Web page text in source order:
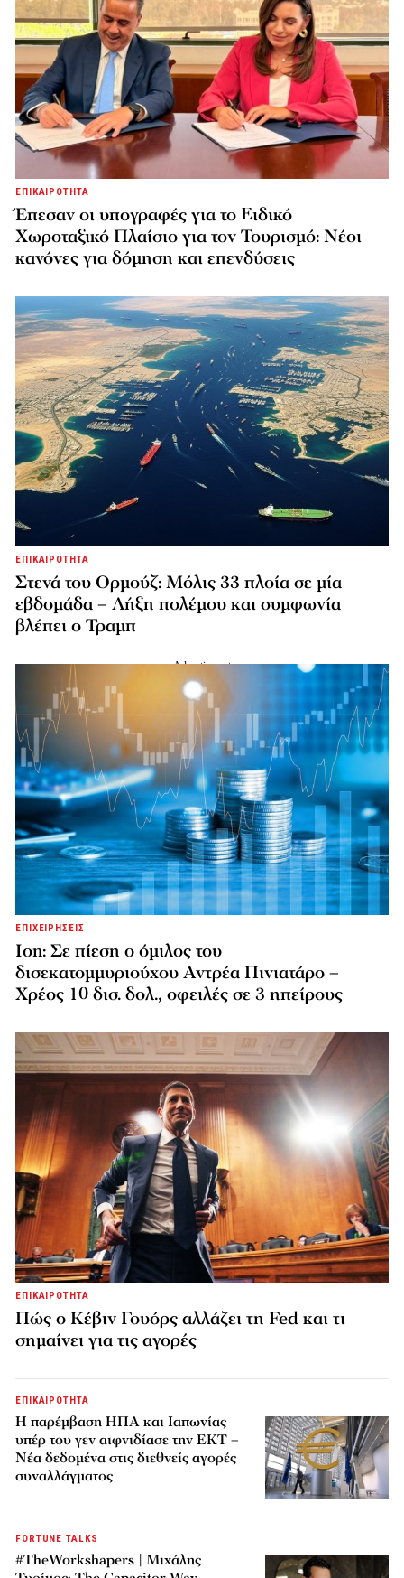
ΕΠΙΚΑΙΡΟΤΗΤΑ
Έπεσαν οι υπογραφές για το Ειδικό
Χωροταξικό Πλαίσιο για τον Τουρισμό: Νέοι
κανόνες για δόμηση και επενδύσεις
ΕΠΙΚΑΙΡΟΤΗΤΑ
Στενά του Ορμούζ: Μόλις 33 πλοία σε μία
εβδομάδα – Λήξη πολέμου και συμφωνία
βλέπει ο Τραμπ
ΕΠΙΧΕΙΡΗΣΕΙΣ
Ion: Σε πίεση ο όμιλος του
δισεκατομμυριούχου Αντρέα Πινιατάρο –
Χρέος 10 δισ. δολ., οφειλές σε 3 ηπείρους
ΕΠΙΚΑΙΡΟΤΗΤΑ
Πώς ο Κέβιν Γουόρς αλλάζει τη Fed και τι
σημαίνει για τις αγορές
ΕΠΙΚΑΙΡΟΤΗΤΑ
Η παρέμβαση ΗΠΑ και Ιαπωνίας
υπέρ του γεν αιφνιδίασε την ΕΚΤ –
Νέα δεδομένα στις διεθνείς αγορές
συναλλάγματος
FORTUNE TALKS
#TheWorkshapers | Μιχάλης